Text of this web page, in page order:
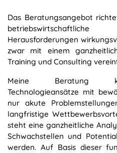
Das Beratungsangebot
Herausforderungen
zwar mit einem
Training und Consulting
Meine Beratung
Technologieansätze mit
nur akute
langfristige
steht eine ganzheitliche
Schwachstellen und
werden. Auf Basis dieser